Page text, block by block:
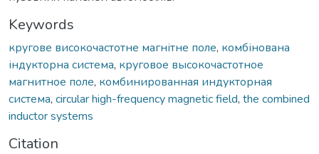
Keywords
кругове високочастотне магнітне поле, комбінована
індукторна система, круговое высокочастотное
магнитное поле, комбинированная индукторная
система, circular high-frequency magnetic field, the combined
inductor systems
Citation